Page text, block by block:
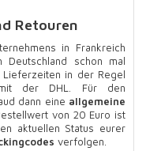
Retouren
in Frankreich
schon mal
in der Regel
der DHL. Für den
dann eine allgemeine
von 20 Euro ist
aktuellen Status eurer
verfolgen.